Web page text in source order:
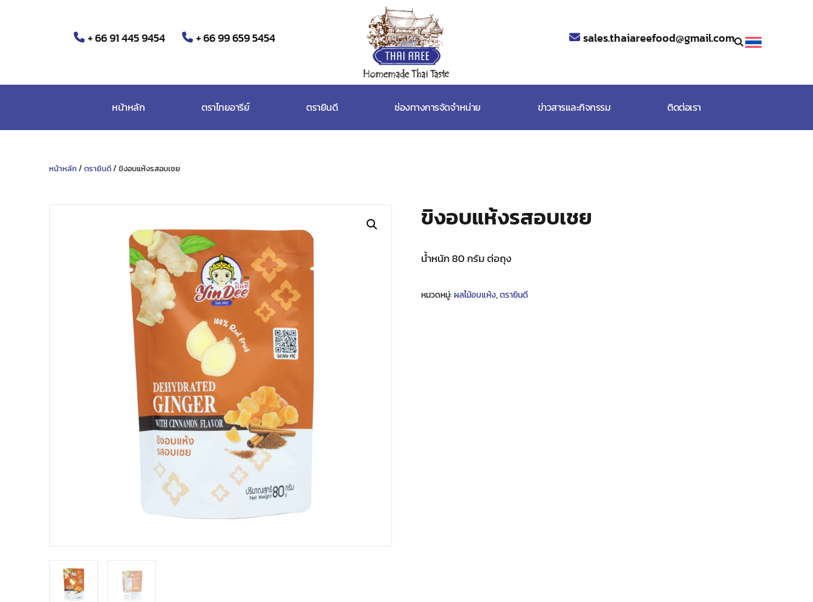
+ 66 91 445 9454 + 66 99 659 5454
Thai
Friends
sales.thaiareefood@gmail.com
หน้าหลัก ตราไทยอารีย์ ตรายินดี ช่องทางการจัดจำหน่าย ข่าวสารและกิจกรรม ติดต่อเรา
หน้าหลัก/ ตรายินดี/ ขิงอบแห้งรสอบเชย
ขิงอบแห้งรสอบเชย
น้ำหนัก 80 กรัม ต่อถุง
หมวดหมู่:ผลไม้อบแห้ง,ตรายินดี